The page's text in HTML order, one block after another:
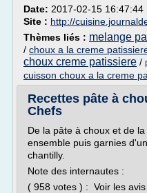
Date: 2017-02-15 16:47:44
Site : http://
Thèmes liés : melange
/ choux a la creme
choux creme patissiere /
cuisson choux a la creme
Recettes pâte à
Chefs
De la pâte à choux et de
ensemble puis garnies
chantilly.
Note des internautes :
( 958 votes ) : Voir les